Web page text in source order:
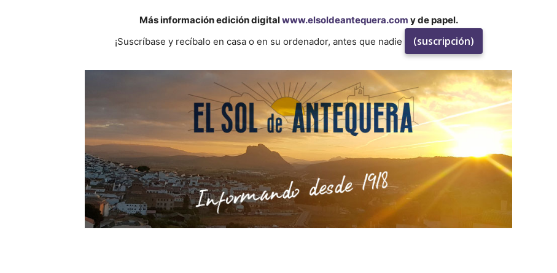
Más información edición digitalwww.elsoldeantequera.com y de papel.
¡Suscríbase y recíbalo en casa o en su ordenador, antes que nadie
(suscripción)